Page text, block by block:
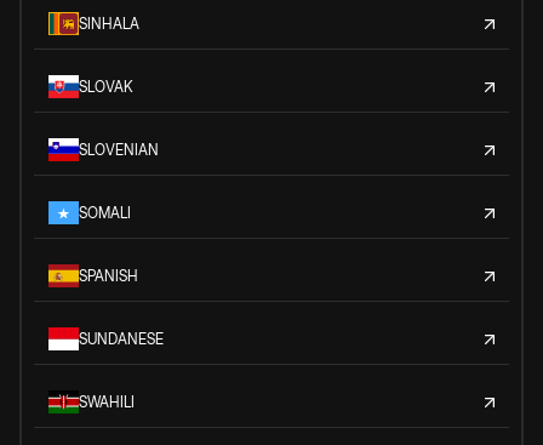
SINHALA
SLOVAK
SLOVENIAN
SOMALI
SPANISH
SUNDANESE
SWAHILI